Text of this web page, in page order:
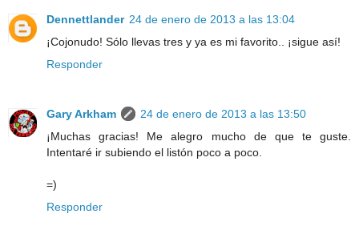
Dennettlander 24 de enero de 2013 a las 13:04
¡Cojonudo! Sólo llevas tres y ya es mi favorito.. ¡sigue así!
Responder
Gary Arkham
24 de enero de 2013 a las 13:50
¡Muchas gracias! Me alegro mucho de que te guste.
Intentaré ir subiendo el listón poco a poco.
=)
Responder